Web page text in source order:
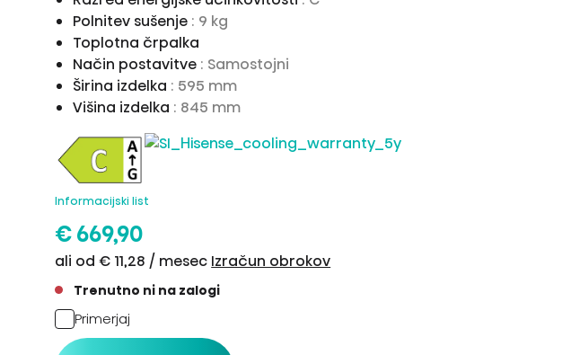
Polnitev sušenje : 9 kg
Toplotna črpalka
Način postavitve : Samostojni
Širina izdelka : 595 mm
Višina izdelka : 845 mm
Informacijski list
€ 669,90
ali od € 11,28 / mesec Izračun obrokov
Trenutno ni na zalogi
Primerjaj